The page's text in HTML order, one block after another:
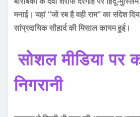
मनाई। यहां “जो रब है वही राम” का संदेश
सांप्रदायिक सौहार्द की मिसाल कायम हुई।
सोशल मीडिया पर
निगरानी